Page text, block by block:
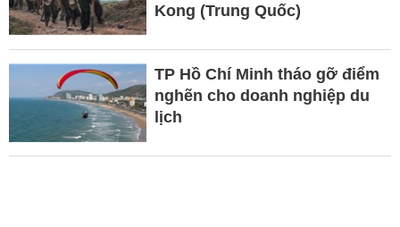
Kong (Trung Quốc)
TP Hồ Chí Minh tháo gỡ điểm
nghẽn cho doanh nghiệp du
lịch